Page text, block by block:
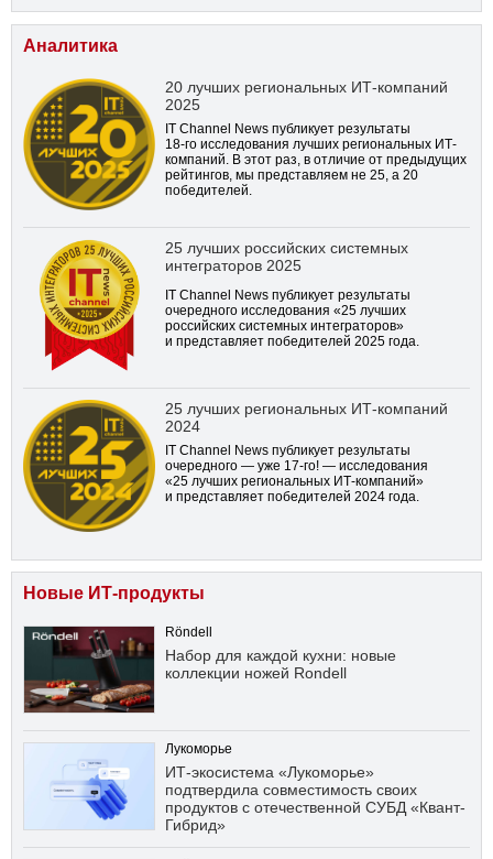
Аналитика
20 лучших региональных ИТ-компаний
2025
IT Channel News публикует результаты
18-го исследования лучших региональных ИТ-
компаний. В этот раз, в отличие от предыдущих
рейтингов, мы представляем не 25, а 20
победителей.
25 лучших российских системных
интеграторов 2025
IT Channel News публикует результаты
очередного исследования «25 лучших
российских системных интеграторов»
и представляет победителей 2025 года.
25 лучших региональных ИТ-компаний
2024
IT Channel News публикует результаты
очередного — уже 17-го! — исследования
«25 лучших региональных ИТ-компаний»
и представляет победителей 2024 года.
Новые ИТ-продукты
Röndell
Набор для каждой кухни: новые
коллекции ножей Rondell
Лукоморье
ИТ-экосистема «Лукоморье»
подтвердила совместимость своих
продуктов с отечественной СУБД «Квант-
Гибрид»